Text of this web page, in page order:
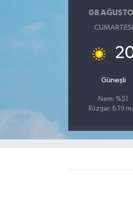
08
CUMARTESI
Güneşli
Nem: %51
Rüzgar: 6.19